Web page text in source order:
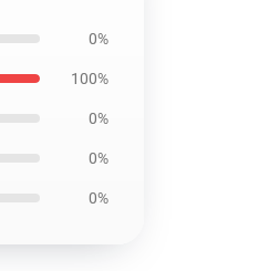
0%
100%
0%
0%
0%